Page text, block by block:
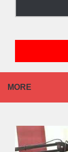
MORE